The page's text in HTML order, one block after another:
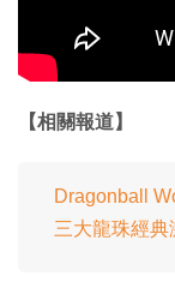
【相關報道】
Dragonball
三大龍珠經典